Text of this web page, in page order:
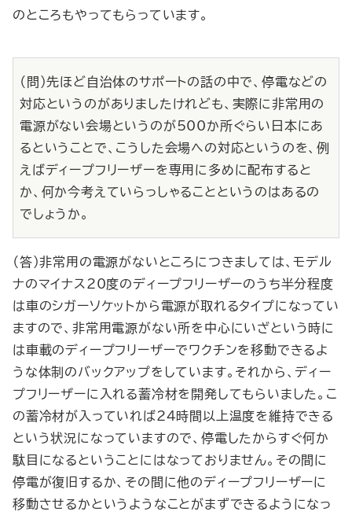
のところもやってもらっています。
（問）先ほど自治体のサポートの話の中で、停電などの
対応というのがありましたけれども、実際に非常用の
電源がない会場というのが500か所ぐらい日本にあ
るということで、こうした会場への対応というのを、例
えばディープフリーザーを専用に多めに配布すると
か、何か今考えていらっしゃることというのはあるの
でしょうか。
（答）非常用の電源がないところにつきましては、モデル
ナのマイナス20度のディープフリーザーのうち半分程度
は車のシガーソケットから電源が取れるタイプになってい
ますので、非常用電源がない所を中心にいざという時に
は車載のディープフリーザーでワクチンを移動できるよ
うな体制のバックアップをしています。それから、ディー
プフリーザーに入れる蓄冷材を開発してもらいました。こ
の蓄冷材が入っていれば24時間以上温度を維持できる
という状況になっていますので、停電したからすぐ何か
駄目になるということにはなっておりません。その間に
停電が復旧するか、その間に他のディープフリーザーに
移動させるかというようなことがまずできるようになっ